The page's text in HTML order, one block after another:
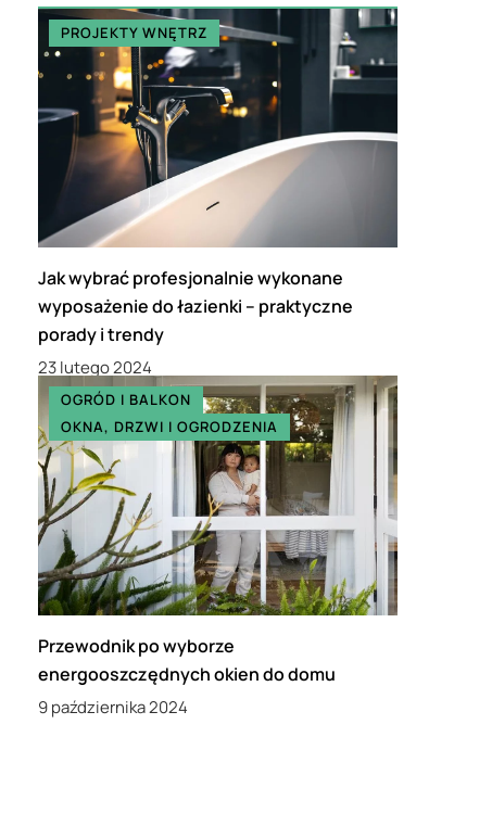
PROJEKTY WNĘTRZ
Jak wybrać profesjonalnie wykonane
wyposażenie do łazienki – praktyczne
porady i trendy
23 lutego 2024
OGRÓD I BALKON
OKNA, DRZWI I OGRODZENIA
Przewodnik po wyborze
energooszczędnych okien do domu
9 października 2024